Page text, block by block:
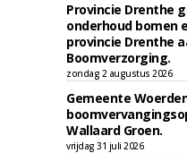
Provincie Drenthe
onderhoud bomen
provincie Drenthe
Boomverzorging.
zondag 2 augustus 2026
Gemeente
Wallaard Groen.
vrijdag 31 juli 2026